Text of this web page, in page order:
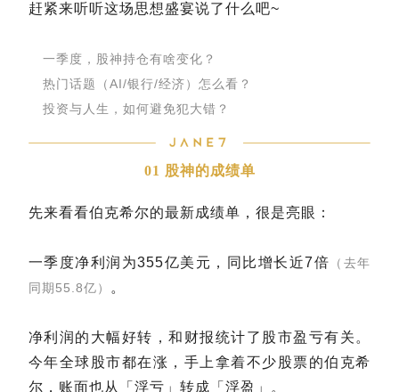
赶紧来听听这场思想盛宴说了什么吧~
一季度，股神持仓有啥变化？
热门话题（AI/银行/经济）怎么看？
投资与人生，如何避免犯大错？
01 股神的成绩单
先来看看伯克希尔的最新成绩单，很是亮眼：
一季度净利润为355亿美元，同比增长近7倍 （去年
同期55.8亿）
。
净利润的大幅好转，和财报统计了股市盈亏有关。
今年全球股市都在涨，手上拿着不少股票的伯克希
尔，账面也从「浮亏」转成「浮盈」。